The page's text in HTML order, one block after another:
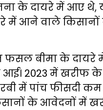
के दायरे में आए थे,
में आने वाले किसानों
फसल बीमा के
आई। 2023 में खरीफ
में पांच फीसदी कम
के आवेदनों में